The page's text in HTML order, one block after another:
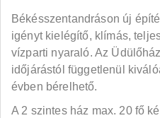
Békésszentandráson új
igényt kielégítő, klímás,
vízparti nyaraló. Az
időjárástól függetlenül
évben bérelhető.
A 2 szintes ház max. 20 fő